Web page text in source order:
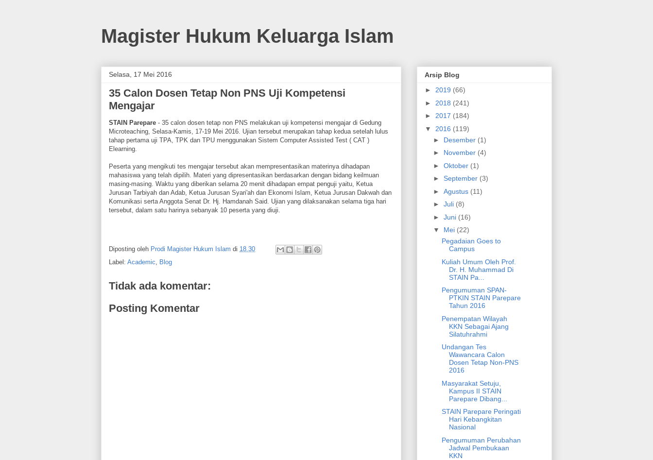
Magister Hukum Keluarga Islam
Selasa, 17 Mei 2016
35 Calon Dosen Tetap Non PNS Uji Kompetensi
Mengajar
STAIN Parepare - 35 calon dosen tetap non PNS melakukan uji kompetensi mengajar di Gedung
Microteaching, Selasa-Kamis, 17-19 Mei 2016. Ujian tersebut merupakan tahap kedua setelah lulus
tahap pertama uji TPA, TPK dan TPU menggunakan Sistem Computer Assisted Test ( CAT )
Elearning.
Peserta yang mengikuti tes mengajar tersebut akan mempresentasikan materinya dihadapan
mahasiswa yang telah dipilih. Materi yang dipresentasikan berdasarkan dengan bidang keilmuan
masing-masing. Waktu yang diberikan selama 20 menit dihadapan empat penguji yaitu, Ketua
Jurusan Tarbiyah dan Adab, Ketua Jurusan Syari'ah dan Ekonomi Islam, Ketua Jurusan Dakwah dan
Komunikasi serta Anggota Senat Dr. Hj. Hamdanah Said. Ujian yang dilaksanakan selama tiga hari
tersebut, dalam satu harinya sebanyak 10 peserta yang diuji.
Diposting oleh Prodi Magister Hukum Islam di 18.30
Label: Academic, Blog
Tidak ada komentar:
Posting Komentar
Arsip Blog
► 2019 (66)
► 2018 (241)
► 2017 (184)
▼ 2016 (119)
► Desember (1)
► November (4)
► Oktober (1)
► September (3)
► Agustus (11)
► Juli (8)
► Juni (16)
▼ Mei (22)
Pegadaian Goes to
Campus
Kuliah Umum Oleh Prof.
Dr. H. Muhammad Di
STAIN Pa...
Pengumuman SPAN-
PTKIN STAIN Parepare
Tahun 2016
Penempatan Wilayah
KKN Sebagai Ajang
Silatuhrahmi
Undangan Tes
Wawancara Calon
Dosen Tetap Non-PNS
2016
Masyarakat Setuju,
Kampus II STAIN
Parepare Dibang...
STAIN Parepare Peringati
Hari Kebangkitan
Nasional
Pengumuman Perubahan
Jadwal Pembukaan
KKN